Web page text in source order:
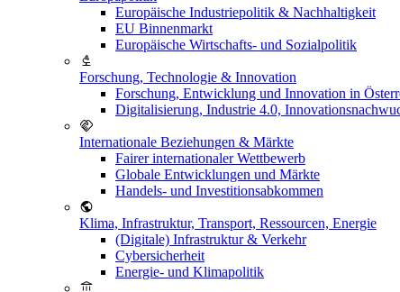
Europäische Industriepolitik & Nachhaltigkeit
EU Binnenmarkt
Europäische Wirtschafts- und Sozialpolitik
Forschung, Technologie & Innovation
Forschung, Entwicklung und Innovation in
Digitalisierung, Industrie 4.0,
Internationale Beziehungen & Märkte
Fairer internationaler Wettbewerb
Globale Entwicklungen und Märkte
Handels- und Investitionsabkommen
Klima, Infrastruktur, Transport, Ressourcen, Energie
(Digitale) Infrastruktur & Verkehr
Cybersicherheit
Energie- und Klimapolitik